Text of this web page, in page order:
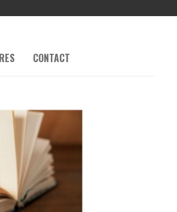
CONTACT